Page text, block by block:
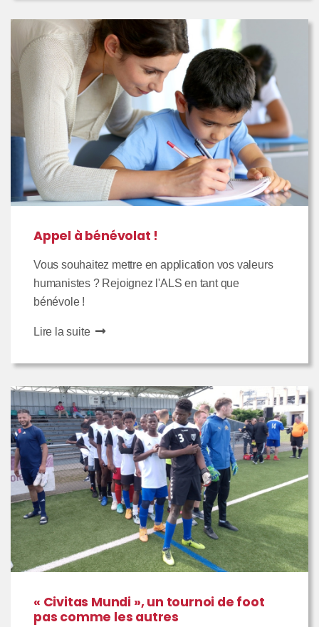
Appel à bénévolat !
Vous souhaitez mettre en application vos valeurs
humanistes ? Rejoignez l'ALS en tant que
bénévole !
Lire la suite
« Civitas Mundi », un tournoi de foot
pas comme les autres